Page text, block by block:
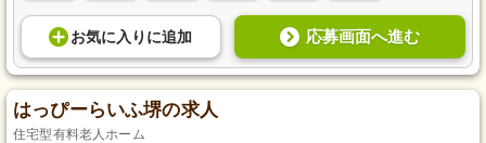
お気に入り に追加 応募画面へ進む
はっぴーらいふ堺の求人
住宅型有料老人ホーム